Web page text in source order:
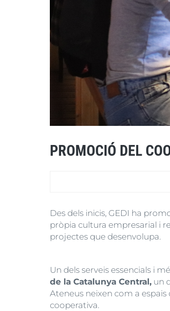
PROMOCIÓ DEL
Des dels inicis, GEDI ha
pròpia cultura empresarial i
projectes que desenvolupa.
Un dels serveis essencials i
de la Catalunya Central, un
Ateneus neixen com a
cooperativa.